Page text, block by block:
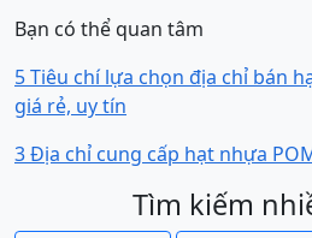
Bạn có thể quan tâm
5 Tiêu chí lựa chọn địa chỉ bán
giá rẻ, uy tín
3 Địa chỉ cung cấp hạt nhựa
Tìm kiếm